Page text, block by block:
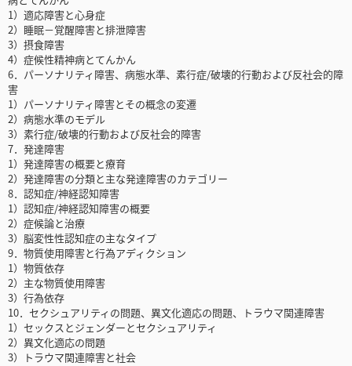
1）適応障害と心身症
2）睡眠－覚醒障害と排泄障害
3）摂食障害
4）症候性精神病とてんかん
6．パーソナリティ障害、病態水準、素行症/破壊的行動および反社会的障
害
1）パーソナリティ障害とその概念の変遷
2）病態水準のモデル
3）素行症/破壊的行動および反社会的障害
7．発達障害
1）発達障害の概要と療育
2）発達障害の分類と主な発達障害のカテゴリー
8．認知症/神経認知障害
1）認知症/神経認知障害の概要
2）症候論と治療
3）脳変性性認知症の主なタイプ
9．物質使用障害と行為アディクション
1）物質依存
2）主な物質使用障害
3）行為依存
10．セクシュアリティの問題、異文化適応の問題、トラウマ関連障害
1）セックスとジェンダーとセクシュアリティ
2）異文化適応の問題
3）トラウマ関連障害と社会